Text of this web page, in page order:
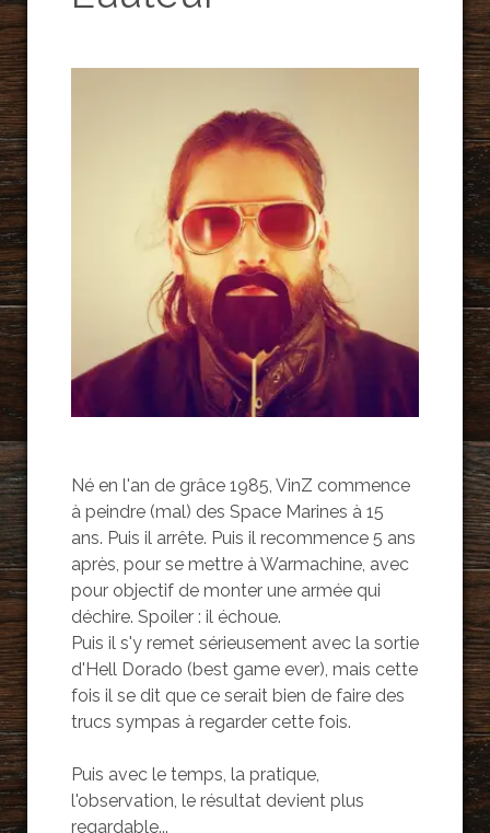
Né en l'an de grâce 1985, VinZ commence
à peindre (mal) des Space Marines à 15
ans. Puis il arrête. Puis il recommence 5 ans
après, pour se mettre à Warmachine, avec
pour objectif de monter une armée qui
déchire. Spoiler : il échoue.
Puis il s'y remet sérieusement avec la sortie
d'Hell Dorado (best game ever), mais cette
fois il se dit que ce serait bien de faire des
trucs sympas à regarder cette fois.
Puis avec le temps, la pratique,
l'observation, le résultat devient plus
regardable...